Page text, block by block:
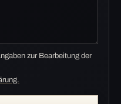
zur Bearbeitung der